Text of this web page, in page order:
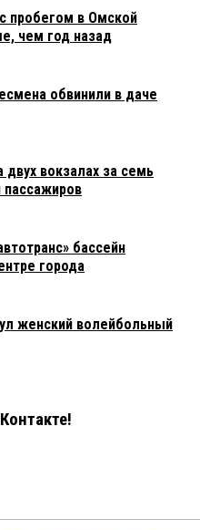
пробегом в Омской
чем год назад
обвинили в даче
вокзалах за семь
пассажиров
бассейн
города
женский волейбольный